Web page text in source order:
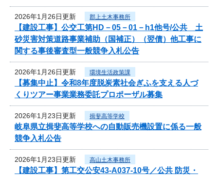
2026年1月26日更新 郡上土木事務所
【建設工事】公交工第HD－05－01－h1他号/公共 土
砂災害対策道路事業補助（国補正）（翌債）他工事に
関する事後審査型一般競争入札公告
2026年1月26日更新 環境生活政策課
【募集中止】令和8年度脱炭素社会ぎふを支える人づ
くりツアー事業業務委託プロポーザル募集
2026年1月23日更新 揖斐高等学校
岐阜県立揖斐高等学校への自動販売機設置に係る一般
競争入札公告
2026年1月23日更新 高山土木事務所
【建設工事】第工交公安43-A037-10号／公共 防災・